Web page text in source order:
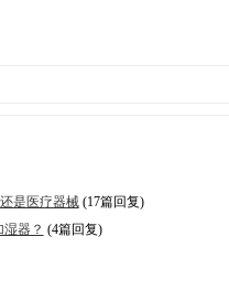
是医疗器械(17篇回复)
器？ (4篇回复)